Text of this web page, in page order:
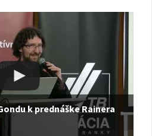
k prednáške Rainera